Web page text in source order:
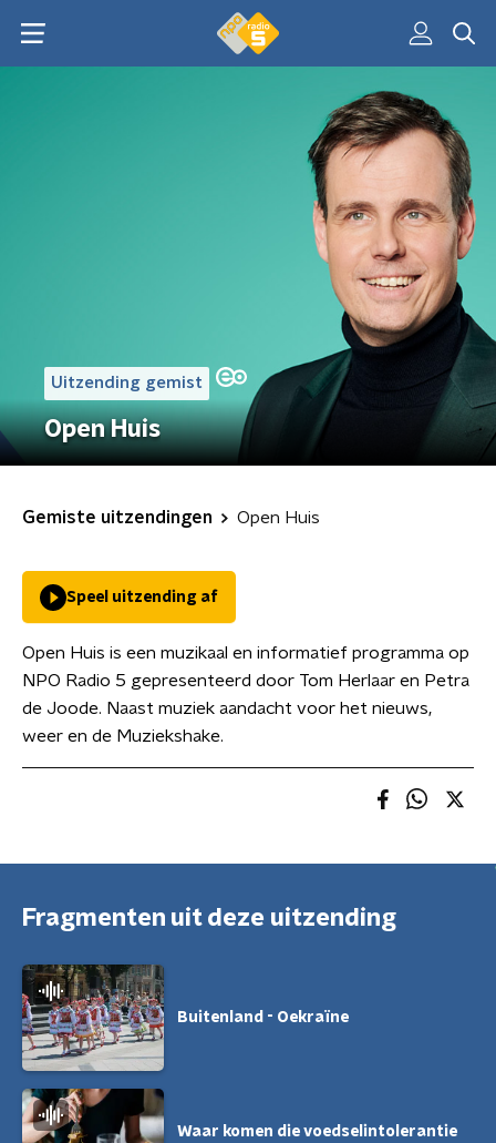
Uitzending gemist
Open Huis
Gemiste uitzendingen Open Huis
Speel uitzending af
Open Huis is een muzikaal en informatief programma op
NPO Radio 5 gepresenteerd door Tom Herlaar en Petra
de Joode. Naast muziek aandacht voor het nieuws,
weer en de Muziekshake.
Fragmenten uit deze uitzending
Buitenland - Oekraïne
Waar komen die voedselintolerantie